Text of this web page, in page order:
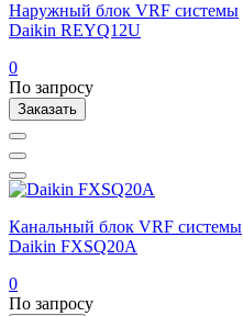
Наружный блок VRF системы
Daikin REYQ12U
0
По запросу
Заказать
Канальный блок VRF системы
Daikin FXSQ20A
0
По запросу